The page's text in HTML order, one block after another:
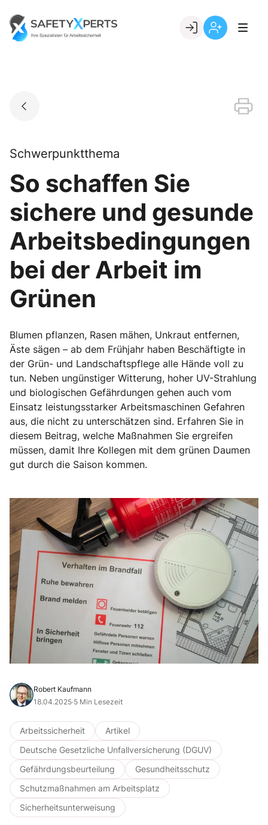
content
Go to landing page.
Schwerpunktthema
So schaffen Sie
sichere und gesunde
Arbeitsbedingungen
bei der Arbeit im
Grünen
Blumen pflanzen, Rasen mähen, Unkraut entfernen,
Äste sägen – ab dem Frühjahr haben Beschäftigte in
der Grün- und Landschaftspflege alle Hände voll zu
tun. Neben ungünstiger Witterung, hoher UV-Strahlung
und biologischen Gefährdungen gehen auch vom
Einsatz leistungsstarker Arbeitsmaschinen Gefahren
aus, die nicht zu unterschätzen sind. Erfahren Sie in
diesem Beitrag, welche Maßnahmen Sie ergreifen
müssen, damit Ihre Kollegen mit dem grünen Daumen
gut durch die Saison kommen.
Robert Kaufmann
18.04.2025·5 Min Lesezeit
Arbeitssicherheit
Artikel
Deutsche Gesetzliche Unfallversicherung (DGUV)
Gefährdungsbeurteilung
Gesundheitsschutz
Schutzmaßnahmen am Arbeitsplatz
Sicherheitsunterweisung